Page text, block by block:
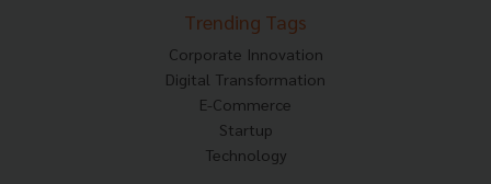
Trending Tags
Corporate Innovation
Digital Transformation
E-Commerce
Startup
Technology